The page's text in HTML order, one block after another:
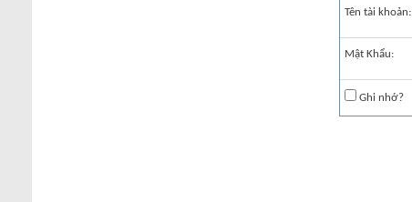
Tên tài khoản:
Mật Khẩu:
Ghi nhớ?